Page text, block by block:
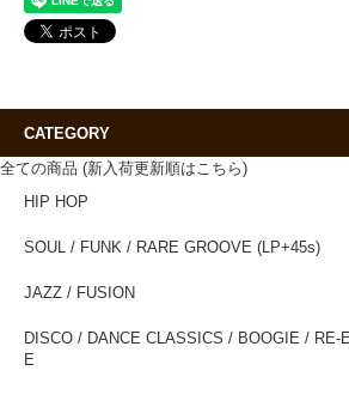
CATEGORY
全ての商品 (新入荷更新順はこちら)
HIP HOP
SOUL / FUNK / RARE GROOVE (LP+45s)
JAZZ / FUSION
DISCO / DANCE CLASSICS / BOOGIE / RE-
E